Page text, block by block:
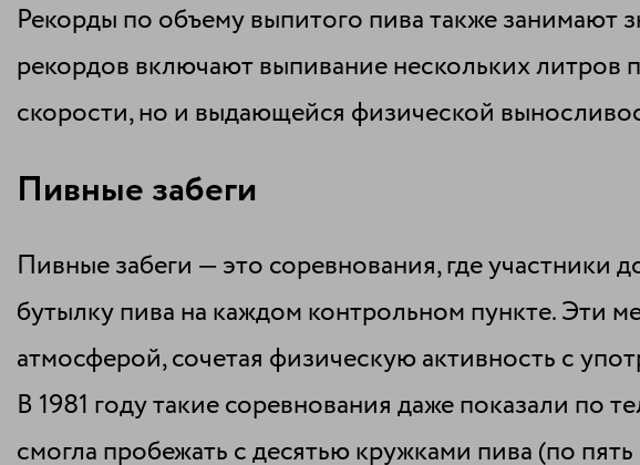
Рекорды по объему выпитого пива также занимают
рекордов включают выпивание нескольких литров
скорости, но и выдающейся физической
Пивные забеги
Пивные забеги — это соревнования, где
бутылку пива на каждом контрольном пункте. Эти
атмосферой, сочетая физическую активность с
В 1981 году такие соревнования даже показали по
смогла пробежать с десятью кружками пива (по